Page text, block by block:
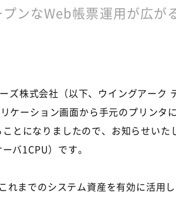
ンなWeb帳票運用が広が
株式会社（以下、ウイングアーク
ケーション画面から手元のプリン
とになりましたので、お知らせい
バ1CPU）です。
までのシステム資産を有効に活用